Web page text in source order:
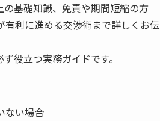
基礎知識、免責や期間短縮の方
利に進める交渉術まで詳しくお伝
役立つ実務ガイドです。
ない場合